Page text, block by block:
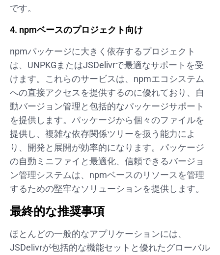
です。
4. npmベースのプロジェクト向け
npmパッケージに大きく依存するプロジェクト
は、UNPKGまたはJSDelivrで最適なサポートを受
けます。これらのサービスは、npmエコシステム
への直接アクセスを提供するのに優れており、自
動バージョン管理と包括的なパッケージサポート
を提供します。パッケージから個々のファイルを
提供し、複雑な依存関係ツリーを扱う能力によ
り、開発と展開が効率的になります。パッケージ
の自動ミニファイと最適化、信頼できるバージョ
ン管理システムは、npmベースのリソースを管理
するための堅牢なソリューションを提供します。
最終的な推奨事項
ほとんどの一般的なアプリケーションには、
JSDelivrが包括的な機能セットと優れたグローバル